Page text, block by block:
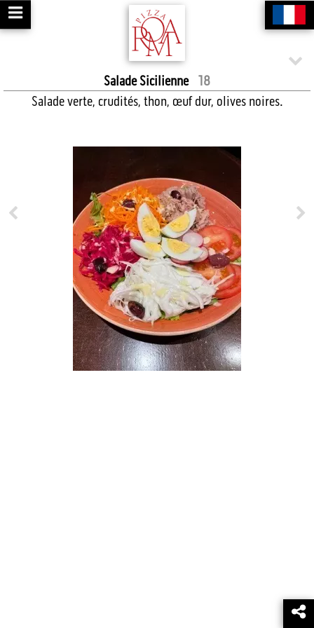
Salade Sicilienne
18
Salade verte, crudités, thon, œuf dur, olives noires.